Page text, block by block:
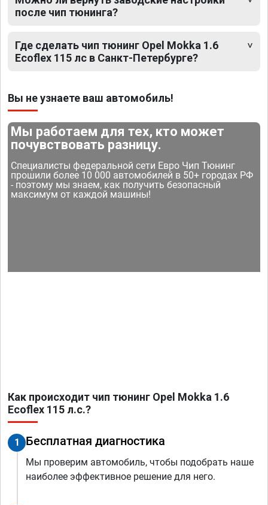
после чип тюнинга?
Где сделать чип тюнинг Opel Mokka 1.6
Ecoflex 115 лс в Санкт-Петербурге?
Вы не узнаете ваш автомобиль!
Мы работаем для тех, кто может
почувствовать разницу.
Специалисты федеральной сети Евро Чип Тюнинг
прошили более 10 000 автомобилей в 50+ городах РФ
- поэтому мы знаем, как получить безопасный
максимум от каждой машины!
Как происходит чип тюнинг Opel Mokka 1.6
Ecoflex 115 л.с.?
1 Бесплатная диагностика
Мы проверим автомобиль, чтобы подобрать наше
наиболее эффективное решение для него.